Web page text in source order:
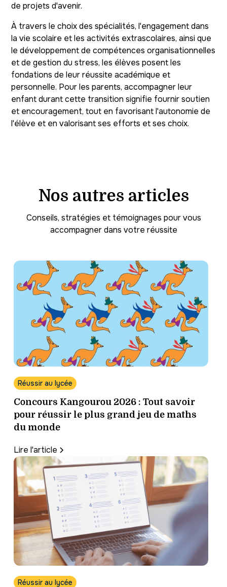
de projets d'avenir.
À travers le choix des spécialités, l'engagement dans
la vie scolaire et les activités extrascolaires, ainsi que
le développement de compétences organisationnelles
et de gestion du stress, les élèves posent les
fondations de leur réussite académique et
personnelle. Pour les parents, accompagner leur
enfant durant cette transition signifie fournir soutien
et encouragement, tout en favorisant l'autonomie de
l'élève et en valorisant ses efforts et ses choix.
Nos autres articles
Conseils, stratégies et témoignages pour vous
accompagner dans votre réussite
Réussir au lycée
Concours Kangourou 2026 : Tout savoir
pour réussir le plus grand jeu de maths
du monde
Lire l'article
Réussir au lycée